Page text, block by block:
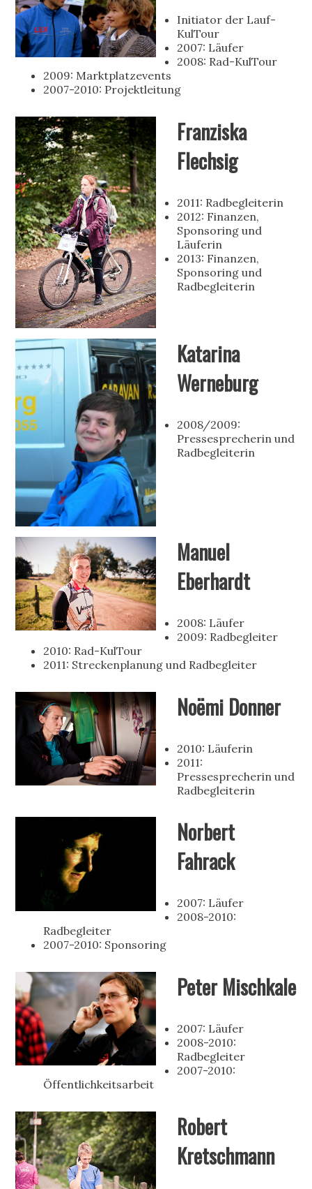
Initiator der Lauf-
KulTour
2007: Läufer
2008: Rad-KulTour
2009: Marktplatzevents
2007-2010: Projektleitung
Franziska
Flechsig
2011: Radbegleiterin
2012: Finanzen,
Sponsoring und
Läuferin
2013: Finanzen,
Sponsoring und
Radbegleiterin
Katarina
Werneburg
2008/2009:
Pressesprecherin und
Radbegleiterin
Manuel
Eberhardt
2008: Läufer
2009: Radbegleiter
2010: Rad-KulTour
2011: Streckenplanung und Radbegleiter
Noëmi Donner
2010: Läuferin
2011:
Pressesprecherin und
Radbegleiterin
Norbert
Fahrack
2007: Läufer
2008-2010:
Radbegleiter
2007-2010: Sponsoring
Peter Mischkale
2007: Läufer
2008-2010:
Radbegleiter
2007-2010:
Öffentlichkeitsarbeit
Robert
Kretschmann